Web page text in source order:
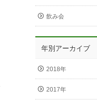
飲み会
年別アーカイブ
2018年
2017年